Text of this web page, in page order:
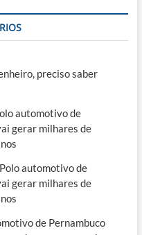
preciso saber
automotivo de
gerar milhares de
Polo automotivo de
gerar milhares de
de Pernambuco